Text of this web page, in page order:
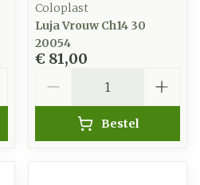
Coloplast
Luja Vrouw Ch14 30
20054
€ 81,00
Bestel